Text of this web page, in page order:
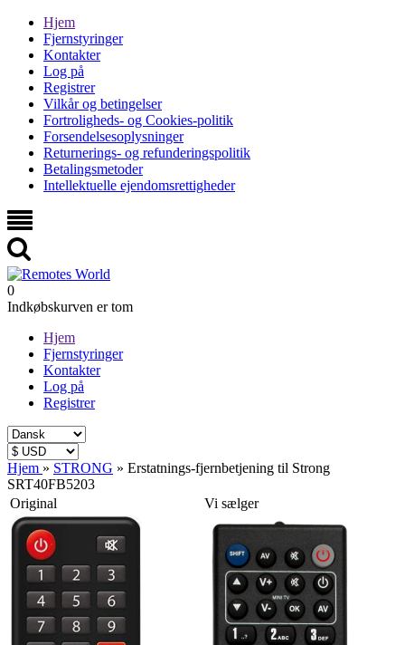
Hjem
Fjernstyringer
Kontakter
Log på
Registrer
Vilkår og betingelser
Fortroligheds- og Cookies-politik
Forsendelsesoplysninger
Returnerings- og refunderingspolitik
Betalingsmetoder
Intellektuelle ejendomsrettigheder
0
Indkøbskurven er tom
Hjem
Fjernstyringer
Kontakter
Log på
Registrer
Hjem » STRONG » Erstatnings-fjernbetjening til Strong
SRT40FB5203
Original
Vi sælger